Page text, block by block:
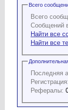
Всего
Всего
Сообщений
Найти все
Найти все
Последняя
Регистрация:
Рефералы: